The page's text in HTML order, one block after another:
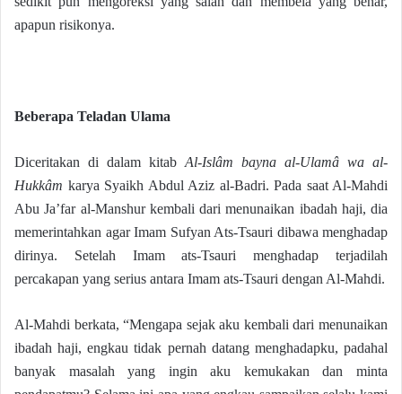
apapun risikonya.
Beberapa Teladan Ulama
Diceritakan di dalam kitab Al-Islâm bayna al-Ulamâ wa al-
Hukkâm karya Syaikh Abdul Aziz al-Badri. Pada saat Al-Mahdi
Abu Ja’far al-Manshur kembali dari menunaikan ibadah haji, dia
memerintahkan agar Imam Sufyan Ats-Tsauri dibawa menghadap
dirinya. Setelah Imam ats-Tsauri menghadap terjadilah
percakapan yang serius antara Imam ats-Tsauri dengan Al-Mahdi.
Al-Mahdi berkata, “Mengapa sejak aku kembali dari menunaikan
ibadah haji, engkau tidak pernah datang menghadapku, padahal
banyak masalah yang ingin aku kemukakan dan minta